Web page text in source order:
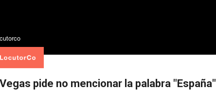
pide no mencionar la palabra "España"